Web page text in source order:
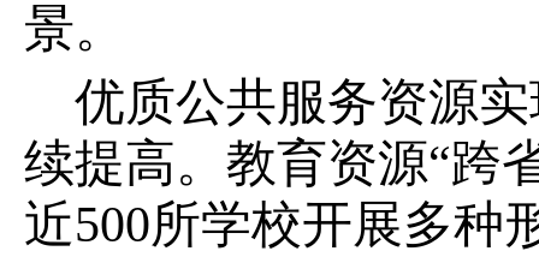
景。
优质公共服务资源
续提高。教育资源“跨
近500所学校开展多种